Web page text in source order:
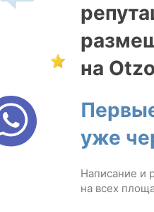
на
уже
Написание и
на всех